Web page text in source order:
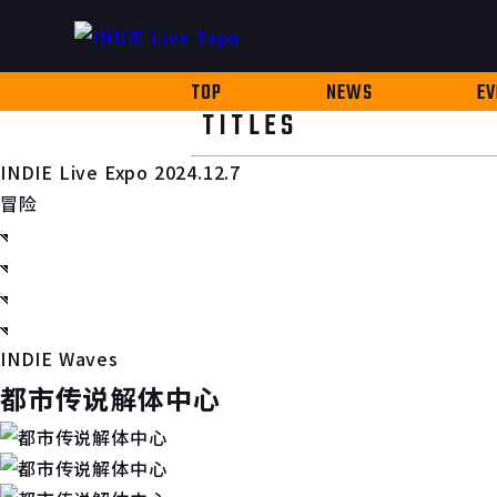
TOP NEWS
TITLES
INDIE Live Expo 2024.12.7
冒险
INDIE Waves
都市传说解体中心